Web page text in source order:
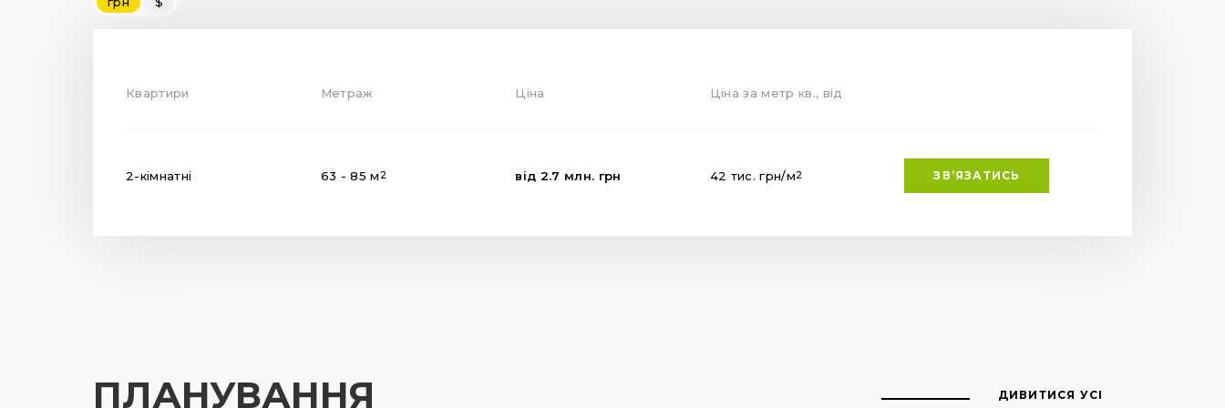
Квартири Метраж Ціна Ціна за метр кв., від
2-кімнатні 63 - 85 м2 від 2.7 млн. грн 42 тис.грн/м2 ЗВ’ЯЗАТИСЬ
ПЛАНУВАННЯ ДИВИТИСЯ УСІ